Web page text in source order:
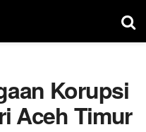
Korupsi
Aceh Timur